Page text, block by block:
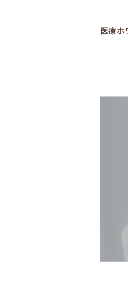
医療ホ